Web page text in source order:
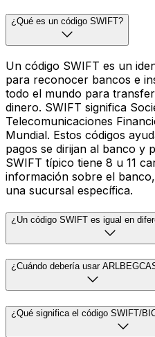
¿Qué es un código SWIFT?
Un código SWIFT es un
para reconocer bancos e
todo el mundo para
dinero. SWIFT significa
Telecomunicaciones
Mundial. Estos códigos
pagos se dirijan al banco y
SWIFT típico tiene 8 u 11
información sobre el
una sucursal específica.
¿Un código SWIFT es igual en
¿Cuándo debería usar
¿Qué significa el código SWIFT/